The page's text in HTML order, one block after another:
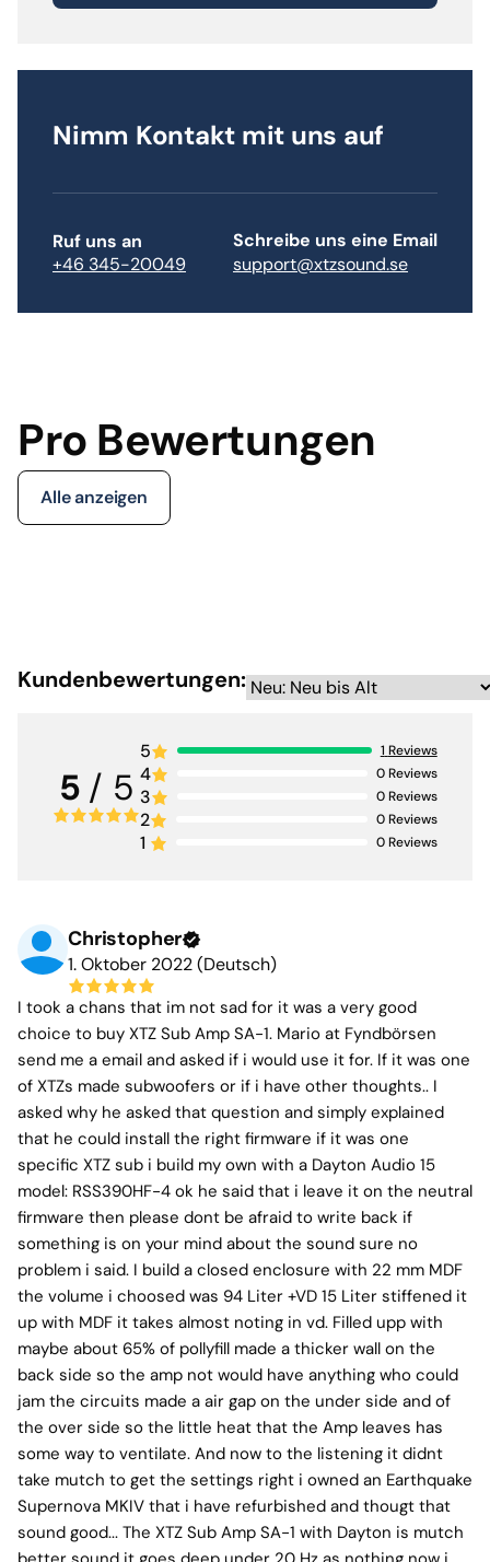
Nimm Kontakt mit uns auf
Ruf uns an
+46 345-20049
Schreibe uns eine Email
support@xtzsound.se
Pro Bewertungen
Alle anzeigen
Kundenbewertungen:
5 / 5
5 1 Reviews
4 0Reviews
3 0Reviews
2 0Reviews
1 0Reviews
Christopher
1. Oktober 2022 (Deutsch)
I took a chans that im not sad for it was a very good
choice to buy XTZ Sub Amp SA-1. Mario at Fyndbörsen
send me a email and asked if i would use it for. If it was one
of XTZs made subwoofers or if i have other thoughts.. I
asked why he asked that question and simply explained
that he could install the right firmware if it was one
specific XTZ sub i build my own with a Dayton Audio 15
model: RSS390HF-4 ok he said that i leave it on the neutral
firmware then please dont be afraid to write back if
something is on your mind about the sound sure no
problem i said. I build a closed enclosure with 22 mm MDF
the volume i choosed was 94 Liter +VD 15 Liter stiffened it
up with MDF it takes almost noting in vd. Filled upp with
maybe about 65% of pollyfill made a thicker wall on the
back side so the amp not would have anything who could
jam the circuits made a air gap on the under side and of
the over side so the little heat that the Amp leaves has
some way to ventilate. And now to the listening it didnt
take mutch to get the settings right i owned an Earthquake
Supernova MKIV that i have refurbished and thougt that
sound good... The XTZ Sub Amp SA-1 with Dayton is mutch